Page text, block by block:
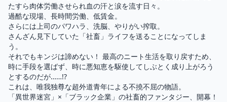
たすら肉体労働させられ血の汗と涙を流す日々。
過酷な現場、長時間労働、低賃金。
さらには上司のパワハラ、洗脳、やりがい搾取。
さんざん見下していた「社畜」ライフを送ることになってしま
う。
それでもキンジは諦めない！ 最高のニート生活を取り戻すため、
時に手段を選ばず、時に悪知恵を駆使してしぶとく成り上がろう
とするのだが……!?
これは、唯我独尊な超外道青年による不撓不屈の物語。
「異世界迷宮」×「ブラック企業」の社畜的ファンタジー、開幕！